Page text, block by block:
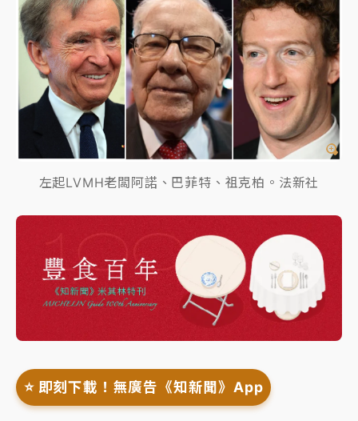
左起LVMH老闆阿諾、巴菲特、祖克柏。法新社
⭐️ 即刻下載！無廣告《知新聞》App